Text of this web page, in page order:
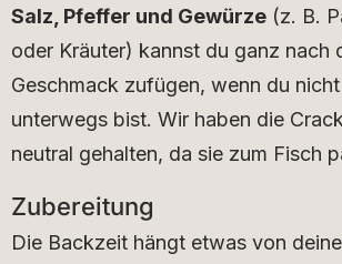
Salz, Pfeffer und Gewürze (z. B.
oder Kräuter) kannst du ganz nach
Geschmack zufügen, wenn du
unterwegs bist. Wir haben die
neutral gehalten, da sie zum Fisch
Zubereitung
Die Backzeit hängt etwas von